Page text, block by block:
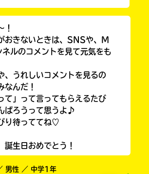
！
おきないときは、SNSや、M
ルのコメントを見て元気をも
、うれしいコメントを見るの
なんだ！
て」って言ってもらえるたび
ばろうって思うよ♪
り待っててね♡
誕生日おめでとう！
男性 ／ 中学1年